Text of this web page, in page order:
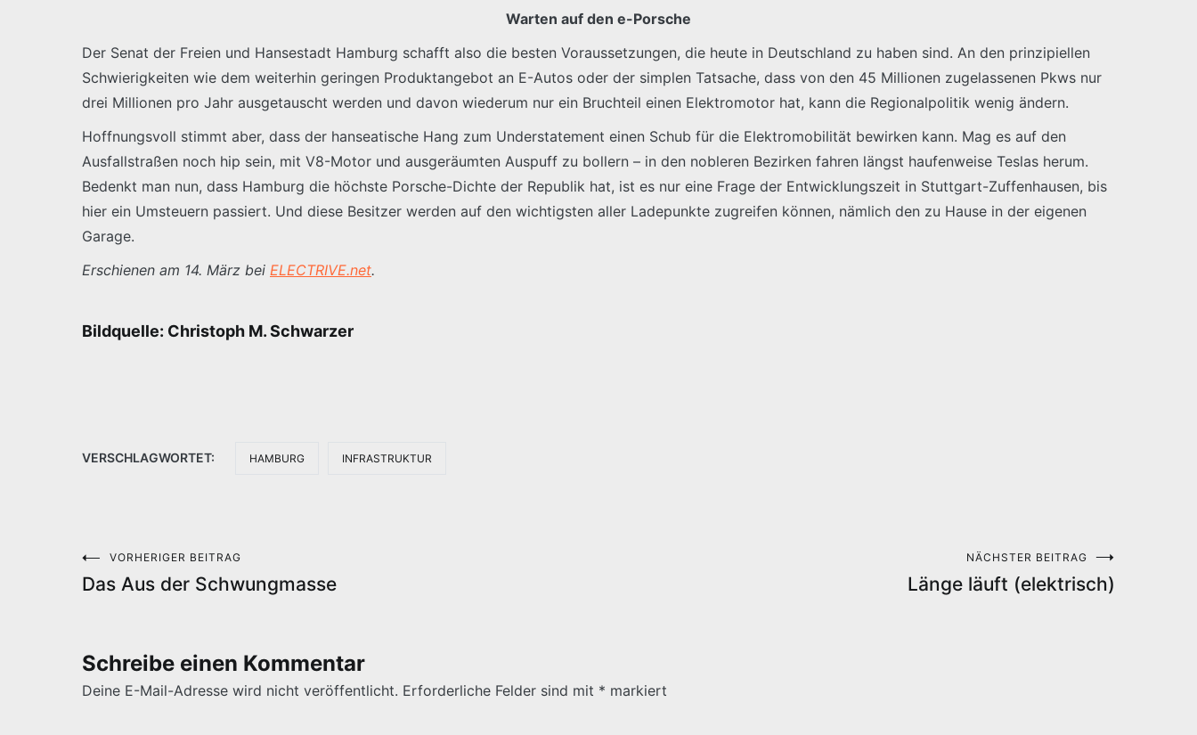
Warten auf den e-Porsche
Der Senat der Freien und Hansestadt Hamburg schafft also die besten Voraussetzungen, die heute in Deutschland zu haben sind. An den prinzipiellen
Schwierigkeiten wie dem weiterhin geringen Produktangebot an E-Autos oder der simplen Tatsache, dass von den 45 Millionen zugelassenen Pkws nur
drei Millionen pro Jahr ausgetauscht werden und davon wiederum nur ein Bruchteil einen Elektromotor hat, kann die Regionalpolitik wenig ändern.
Hoffnungsvoll stimmt aber, dass der hanseatische Hang zum Understatement einen Schub für die Elektromobilität bewirken kann. Mag es auf den
Ausfallstraßen noch hip sein, mit V8-Motor und ausgeräumten Auspuff zu bollern – in den nobleren Bezirken fahren längst haufenweise Teslas herum.
Bedenkt man nun, dass Hamburg die höchste Porsche-Dichte der Republik hat, ist es nur eine Frage der Entwicklungszeit in Stuttgart-Zuffenhausen, bis
hier ein Umsteuern passiert. Und diese Besitzer werden auf den wichtigsten aller Ladepunkte zugreifen können, nämlich den zu Hause in der eigenen
Garage.
Erschienen am 14. März bei ELECTRIVE.net.
Bildquelle: Christoph M. Schwarzer
VERSCHLAGWORTET: HAMBURG INFRASTRUKTUR
Beitragsnavigation
VORHERIGER BEITRAG
Das Aus der Schwungmasse
NÄCHSTER BEITRAG
Länge läuft (elektrisch)
Schreibe einen Kommentar
Deine E-Mail-Adresse wird nicht veröffentlicht. Erforderliche Felder sind mit * markiert